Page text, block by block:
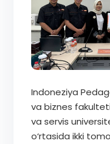
Indoneziya
va biznes
va servis
o‘rtasida ikki